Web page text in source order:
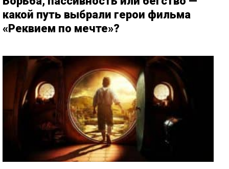
какой путь выбрали герои фильма
«Реквием по мечте»?